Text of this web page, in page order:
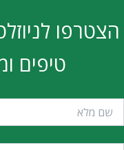
הצטרפו
טיפים